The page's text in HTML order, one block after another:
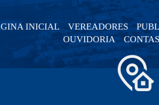
INICIAL VEREADORES
OUVIDORIA